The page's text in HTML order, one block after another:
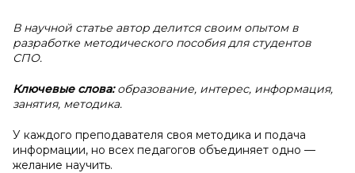
В научной статье автор делится своим опытом в
разработке методического пособия для студентов
СПО.
Ключевые слова:образование, интерес, информация,
занятия, методика.
У каждого преподавателя своя методика и подача
информации, но всех педагогов объединяет одно —
желание научить.